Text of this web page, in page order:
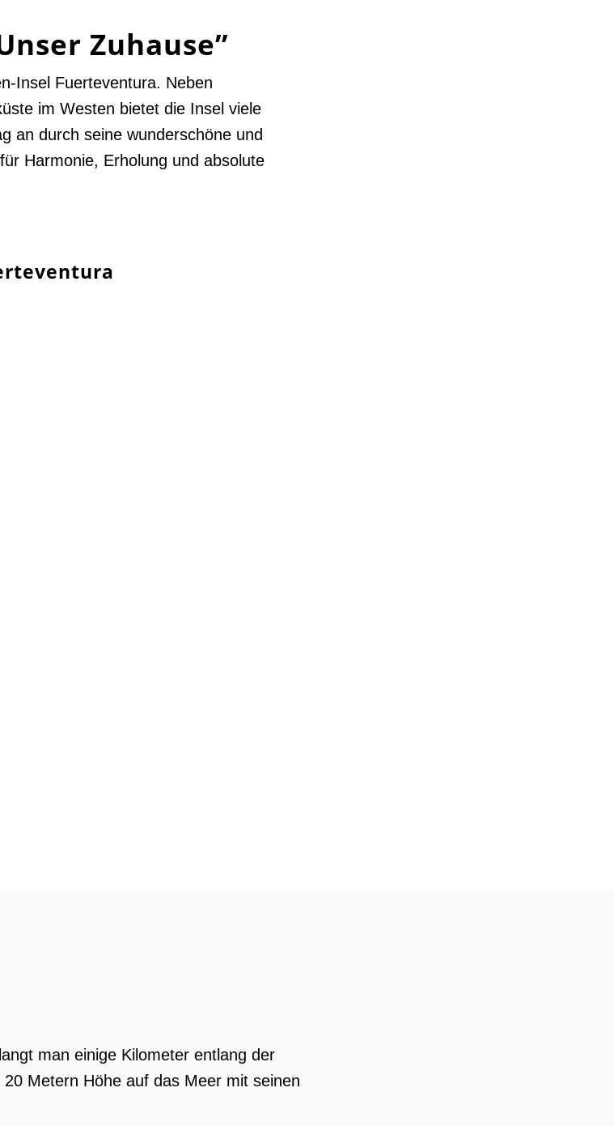
Zuhause”
Insel Fuerteventura. Neben
im Westen bietet die Insel viele
an durch seine wunderschöne und
Harmonie, Erholung und absolute
man einige Kilometer entlang der
Metern Höhe auf das Meer mit seinen